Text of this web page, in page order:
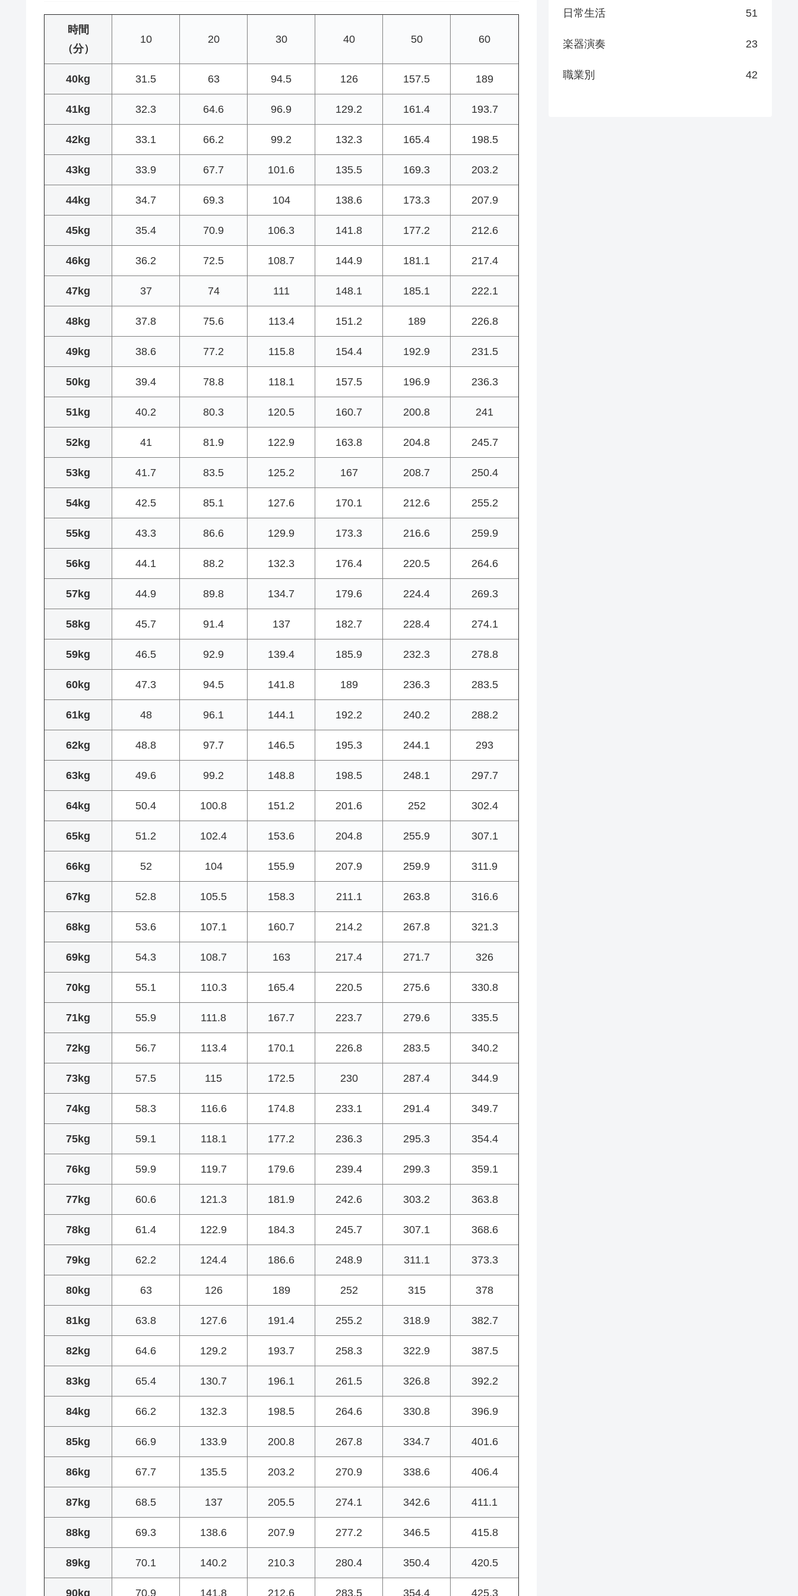
時間
（分）
10 20 30 40 50 60
40kg 31.5 63 94.5 126 157.5 189
41kg 32.3 64.6 96.9 129.2 161.4 193.7
42kg 33.1 66.2 99.2 132.3 165.4 198.5
43kg 33.9 67.7 101.6 135.5 169.3 203.2
44kg 34.7 69.3 104 138.6 173.3 207.9
45kg 35.4 70.9 106.3 141.8 177.2 212.6
46kg 36.2 72.5 108.7 144.9 181.1 217.4
47kg 37 74 111 148.1 185.1 222.1
48kg 37.8 75.6 113.4 151.2 189 226.8
49kg 38.6 77.2 115.8 154.4 192.9 231.5
50kg 39.4 78.8 118.1 157.5 196.9 236.3
51kg 40.2 80.3 120.5 160.7 200.8 241
52kg 41 81.9 122.9 163.8 204.8 245.7
53kg 41.7 83.5 125.2 167 208.7 250.4
54kg 42.5 85.1 127.6 170.1 212.6 255.2
55kg 43.3 86.6 129.9 173.3 216.6 259.9
56kg 44.1 88.2 132.3 176.4 220.5 264.6
57kg 44.9 89.8 134.7 179.6 224.4 269.3
58kg 45.7 91.4 137 182.7 228.4 274.1
59kg 46.5 92.9 139.4 185.9 232.3 278.8
60kg 47.3 94.5 141.8 189 236.3 283.5
61kg 48 96.1 144.1 192.2 240.2 288.2
62kg 48.8 97.7 146.5 195.3 244.1 293
63kg 49.6 99.2 148.8 198.5 248.1 297.7
64kg 50.4 100.8 151.2 201.6 252 302.4
65kg 51.2 102.4 153.6 204.8 255.9 307.1
66kg 52 104 155.9 207.9 259.9 311.9
67kg 52.8 105.5 158.3 211.1 263.8 316.6
68kg 53.6 107.1 160.7 214.2 267.8 321.3
69kg 54.3 108.7 163 217.4 271.7 326
70kg 55.1 110.3 165.4 220.5 275.6 330.8
71kg 55.9 111.8 167.7 223.7 279.6 335.5
72kg 56.7 113.4 170.1 226.8 283.5 340.2
73kg 57.5 115 172.5 230 287.4 344.9
74kg 58.3 116.6 174.8 233.1 291.4 349.7
75kg 59.1 118.1 177.2 236.3 295.3 354.4
76kg 59.9 119.7 179.6 239.4 299.3 359.1
77kg 60.6 121.3 181.9 242.6 303.2 363.8
78kg 61.4 122.9 184.3 245.7 307.1 368.6
79kg 62.2 124.4 186.6 248.9 311.1 373.3
80kg 63 126 189 252 315 378
81kg 63.8 127.6 191.4 255.2 318.9 382.7
82kg 64.6 129.2 193.7 258.3 322.9 387.5
83kg 65.4 130.7 196.1 261.5 326.8 392.2
84kg 66.2 132.3 198.5 264.6 330.8 396.9
85kg 66.9 133.9 200.8 267.8 334.7 401.6
86kg 67.7 135.5 203.2 270.9 338.6 406.4
87kg 68.5 137 205.5 274.1 342.6 411.1
88kg 69.3 138.6 207.9 277.2 346.5 415.8
89kg 70.1 140.2 210.3 280.4 350.4 420.5
90kg 70.9 141.8 212.6 283.5 354.4 425.3
日常生活 51
楽器演奏 23
職業別 42